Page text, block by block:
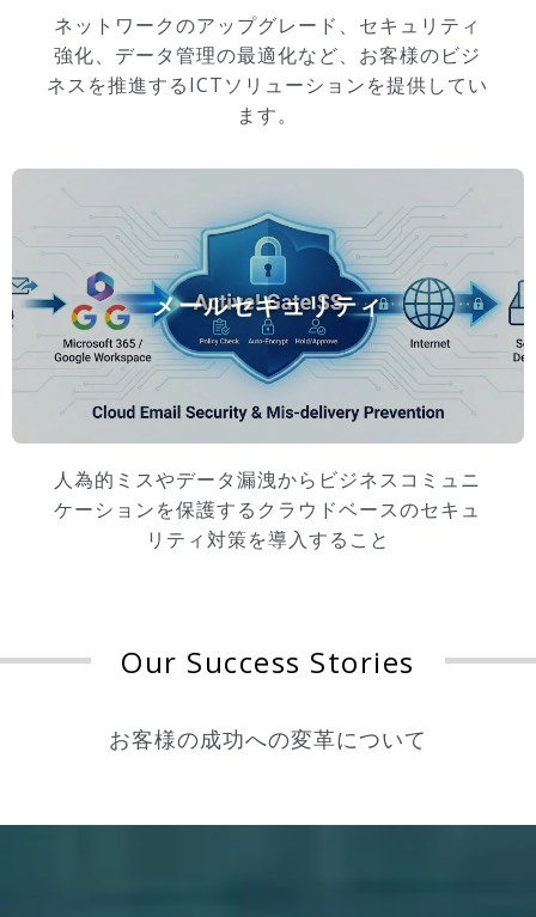
ネットワークのアップグレード、セキュリティ
強化、データ管理の最適化など、お客様のビジ
ネスを推進するICTソリューションを提供してい
ます。
メールセキュリティ
人為的ミスやデータ漏洩からビジネスコミュニ
ケーションを保護するクラウドベースのセキュ
リティ対策を導入すること
Our Success Stories
お客様の成功への変革について